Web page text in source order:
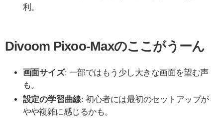
利。
Divoom Pixoo-Maxのここがうーん
画面サイズ: 一部ではもう少し大きな画面を望む声
も。
設定の学習曲線: 初心者には最初のセットアップが
やや複雑に感じるかも。